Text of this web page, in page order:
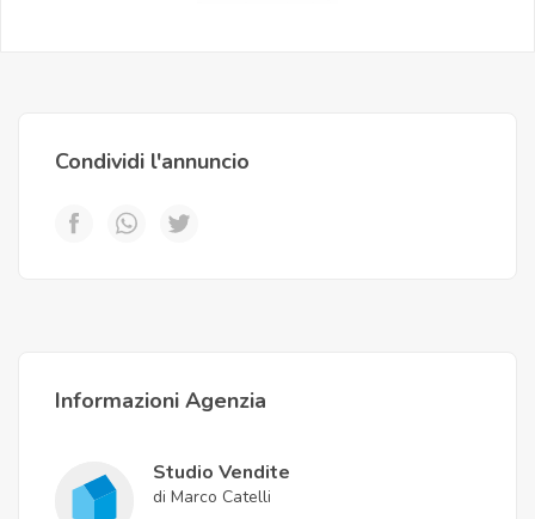
Condividi l'annuncio
Informazioni Agenzia
Studio Vendite
di Marco Catelli